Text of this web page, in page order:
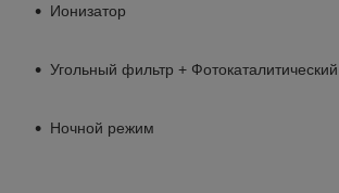
Ионизатор
Угольный фильтр +
Ночной режим